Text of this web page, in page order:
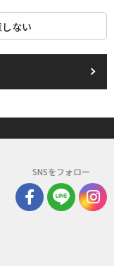
さま情報」といいま
務を果たすために、次
扱いの改善に努めま
報を取り扱うように要
して通知または公表
ために必要な 対策を
からの開示、訂正、削
意をもって対応いたし
り扱いをいたします。
ない
SNSをフォロー